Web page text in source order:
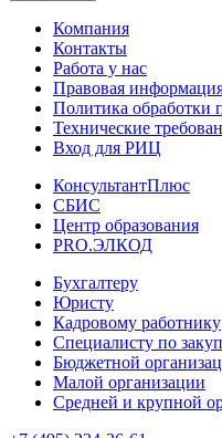
Компания
Контакты
Работа у нас
Правовая
Политика обработки
Технические
Вход для РИЦ
КонсультантПлюс
СБИС
Центр образования
PRO.ЭЛКОД
Бухгалтеру
Юристу
Кадровому работнику
Специалисту по
Бюджетной
Малой организации
Средней и крупной